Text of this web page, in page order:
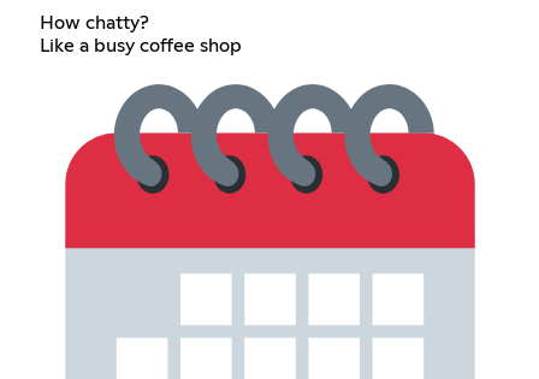
How chatty?
Like a busy coffee shop